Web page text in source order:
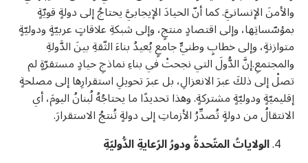
والأمنَ الإنسانيَّ. كما أنّ الحيادَ الإيجابيَّ يحتاجُ إلى دولةٍ قويّةٍ
بمؤسّساتِها، وإلى اقتصادٍ منتجٍ، وإلى شبكةِ علاقاتٍ عربيّةٍ ودوليّةٍ
متوازنةٍ، وإلى خطابٍ وطنيٍّ جامعٍ يُعيدُ بناءَ الثّقةِ بينَ الدَّولةِ
والمجتمعِ.إنَّ الدُّولَ التي نجحتْ في بناءِ نماذجِ حيادٍ مستقرّةٍ لم
تصلْ إلى ذلكَ عبرَ الانعزالِ، بل عبرَ تحويلِ استقرارِها إلى مصلحةٍ
إقليميّةٍ ودوليّةٍ مشتركةٍ. وهذا تحديدًا ما يحتاجُهُ لُبنانُ اليومَ، أي
الانتقالُ من دولةٍ تُصدِّرُ الأزماتِ إلى دولةٍ تُنتجُ الاستقرارَ.
الولاياتُ المتّحدةُ ودورُ الرّعايةِ الدُّوليّةِ